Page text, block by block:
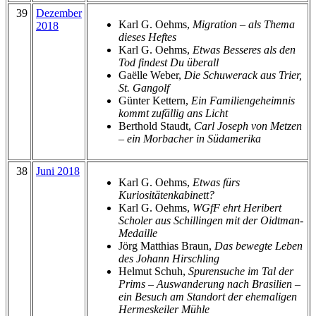
39
Dezember
2018
Karl G. Oehms, Migration – als Thema
dieses Heftes
Karl G. Oehms, Etwas Besseres als den
Tod findest Du überall
Gaëlle Weber, Die Schuwerack aus Trier,
St. Gangolf
Günter Kettern, Ein Familiengeheimnis
kommt zufällig ans Licht
Berthold Staudt, Carl Joseph von Metzen
– ein Morbacher in Südamerika
38
Juni 2018
Karl G. Oehms, Etwas fürs
Kuriositätenkabinett?
Karl G. Oehms, WGfF ehrt Heribert
Scholer aus Schillingen mit der Oidtman-
Medaille
Jörg Matthias Braun, Das bewegte Leben
des Johann Hirschling
Helmut Schuh, Spurensuche im Tal der
Prims – Auswanderung nach Brasilien –
ein Besuch am Standort der ehemaligen
Hermeskeiler Mühle